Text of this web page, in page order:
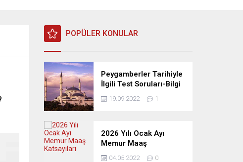
POPÜLER KONULAR
Peygamberler Tarihiyle
İlgili Test Soruları-Bilgi
Yarışması
19.09.2022 1
2026 Yılı Ocak Ayı
Memur Maaş
Katsayıları
04.05.2022 0